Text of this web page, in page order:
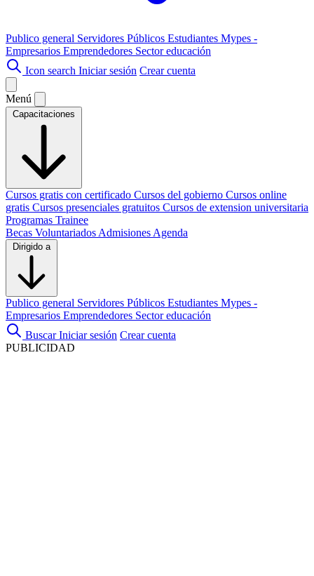
Publico general Servidores Públicos Estudiantes Mypes -
Empresarios Emprendedores Sector educación
Icon search Iniciar sesión Crear cuenta
Menú
Capacitaciones
Cursos gratis con certificado Cursos del gobierno Cursos online
gratis Cursos presenciales gratuitos Cursos de extension universitaria
Programas Trainee
Becas Voluntariados Admisiones Agenda
Dirigido a
Publico general Servidores Públicos Estudiantes Mypes -
Empresarios Emprendedores Sector educación
Buscar Iniciar sesión Crear cuenta
PUBLICIDAD